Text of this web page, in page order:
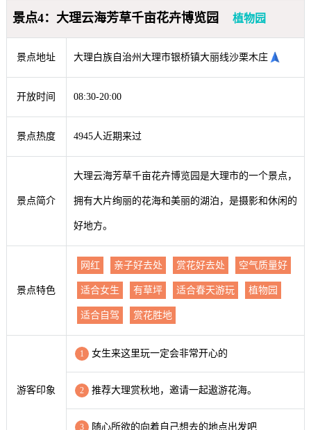
景点4：大理云海芳草千亩花卉博览园 植物园
景点地址 大理白族自治州大理市银桥镇大丽线沙栗木庄
开放时间 08:30-20:00
景点热度 4945人近期来过
景点简介
大理云海芳草千亩花卉博览园是大理市的一个景点，
拥有大片绚丽的花海和美丽的湖泊，是摄影和休闲的
好地方。
景点特色
网红 亲子好去处 赏花好去处 空气质量好
适合女生 有草坪 适合春天游玩 植物园
适合自驾 赏花胜地
游客印象
1 女生来这里玩一定会非常开心的
2 推荐大理赏秋地，邀请一起遨游花海。
3 随心所欲的向着自己想去的地点出发吧